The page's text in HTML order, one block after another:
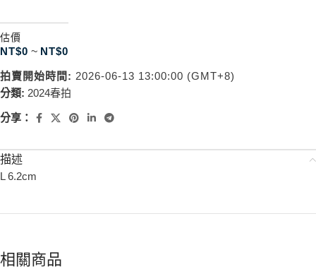
估價
NT$0 ~ NT$0
拍賣開始時間: 2026-06-13 13:00:00 (GMT+8)
分類: 2024春拍
分享：
描述
L 6.2cm
相關商品